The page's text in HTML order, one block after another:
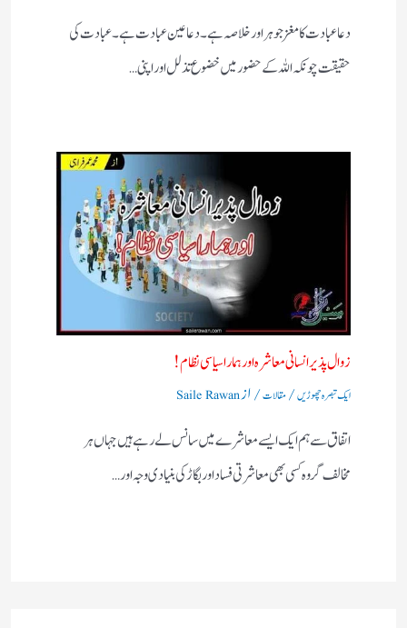
دعا عبادت کا مغز جوہر اور خلاصہ ہے۔ دعا عین عبادت ہے ۔ عبادت کی
حقیقت چونکہ اللہ کے حضور میں خضوع تذلل اور اپنی…
زوال پذیر انسانی معاشرہ اور ہمارا سیاسی نظام !
ایک تبصرہ چھوڑیں/مقالات/ ازSaile Rawan
اتفاق سے ہم ایک ایسے معاشرے میں سانس لے رہے ہیں جہاں ہر
مخالف گروہ کسی بھی معاشرتی فساد اور بگاڑ کی بنیادی وجہ اور…